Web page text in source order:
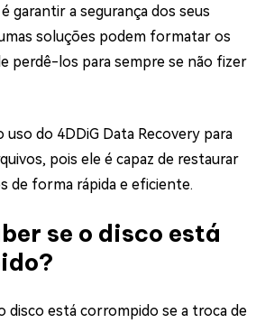
garantir a segurança dos seus
soluções podem formatar os
perdê-los para sempre se não fizer
uso do 4DDiG Data Recovery para
pois ele é capaz de restaurar
de forma rápida e eficiente.
se o disco está
disco está corrompido se a troca de